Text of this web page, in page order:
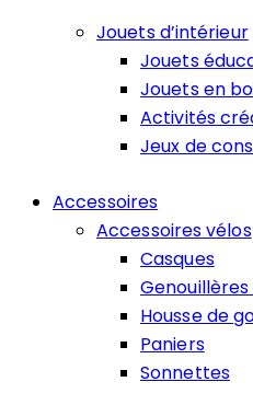
Jouets d’intérieur
Jouets
Jouets en
Activités
Jeux de
Accessoires
Accessoires vélos
Casques
Housse de
Paniers
Sonnettes